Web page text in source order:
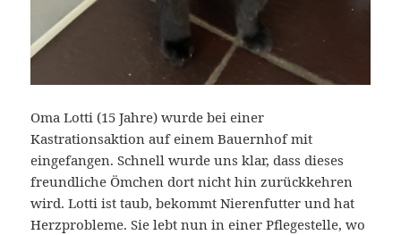
Oma Lotti (15 Jahre) wurde bei einer
Kastrationsaktion auf einem Bauernhof mit
eingefangen. Schnell wurde uns klar, dass dieses
freundliche Ömchen dort nicht hin zurückkehren
wird. Lotti ist taub, bekommt Nierenfutter und hat
Herzprobleme. Sie lebt nun in einer Pflegestelle, wo